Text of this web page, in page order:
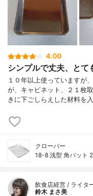
4.00
シンプルで丈夫、とて
１０年以上使っていますが
が、キャビネット、２１枚
きに下ごしらえした材料を
クローバー
18-8 浅型 角バット
飲食店経営 / ライタ
鈴木 まさ美